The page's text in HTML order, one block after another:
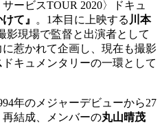
ービスTOUR 2020〉ドキュ
て』 。1本目に上映する 川本
影現場で監督と出演者として
に惹かれて企画し、現在も撮影
ドキュメンタリーの一環として
年のメジャーデビューから27
結成、メンバーの丸山晴茂